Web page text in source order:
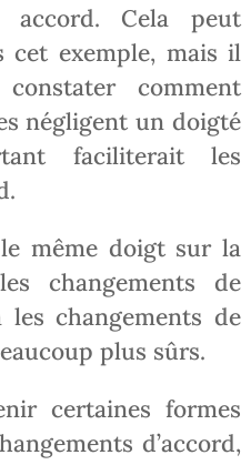
accord. Cela peut
cet exemple, mais il
comment
négligent un doigté
faciliterait les
même doigt sur la
changements de
changements de
plus sûrs.
certaines formes
d’accord,